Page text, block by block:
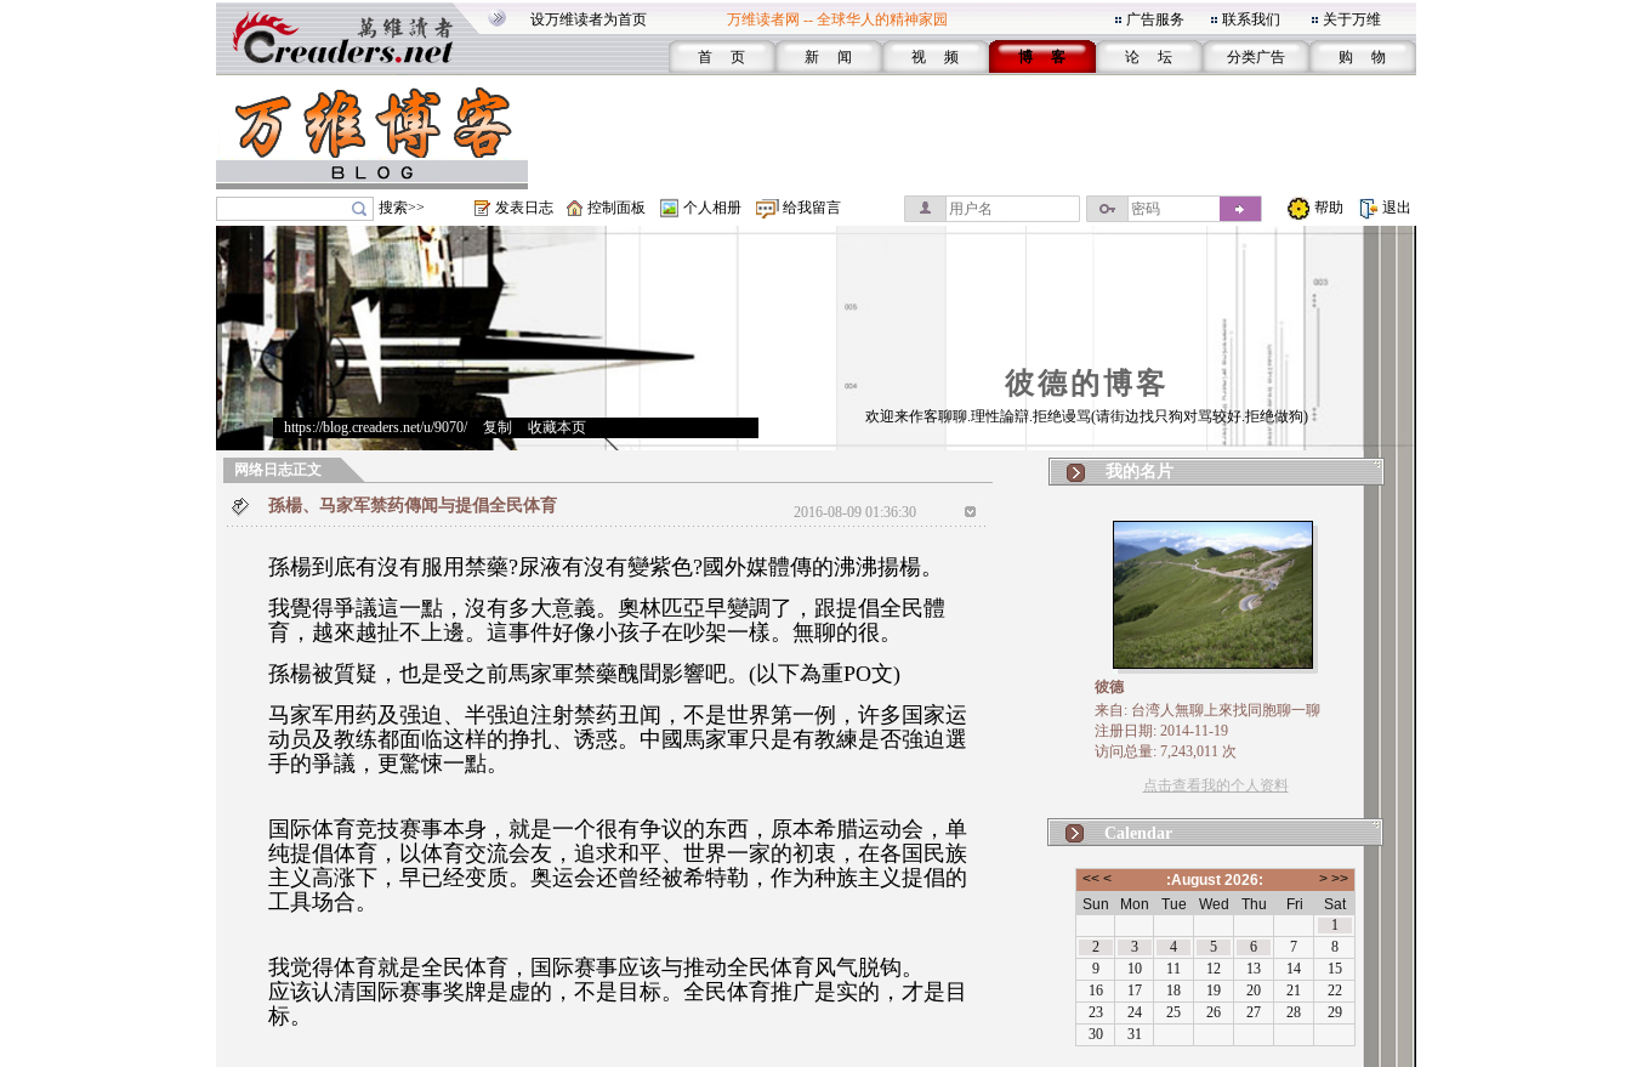
设万维读者为首页 万维读者网 -- 全球华人的精神家园 广告服务 联系我们 关于万维
首 页 新 闻 视 频 博 客 论 坛 分类广告 购 物
搜索>> 发表日志 控制面板 个人相册 给我留言 帮助 退出
彼德的博客
https://blog.creaders.net/u/9070/> 复制 收藏本页
欢迎来作客聊聊.理性論辯.拒绝谩骂(请街边找只狗对骂较好.拒绝做狗)
网络日志正文
孫楊、马家军禁药傳闻与提倡全民体育 2016-08-09 01:36:30
孫楊到底有沒有服用禁藥?尿液有沒有變紫色?國外媒體傳的沸沸揚楊。
我覺得爭議這一點，沒有多大意義。奧林匹亞早變調了，跟提倡全民體
育，越來越扯不上邊。這事件好像小孩子在吵架一樣。無聊的很。
孫楊被質疑，也是受之前馬家軍禁藥醜聞影響吧。(以下為重PO文)
马家军用药及强迫、半强迫注射禁药丑闻，不是世界第一例，许多国家运
动员及教练都面临这样的挣扎、诱惑。中國馬家軍只是有教練是否強迫選
手的爭議，更驚悚一點。
国际体育竞技赛事本身，就是一个很有争议的东西，原本希腊运动会，单
纯提倡体育，以体育交流会友，追求和平、世界一家的初衷，在各国民族
主义高涨下，早已经变质。奥运会还曾经被希特勒，作为种族主义提倡的
工具场合。
我觉得体育就是全民体育，国际赛事应该与推动全民体育风气脱钩。
应该认清国际赛事奖牌是虚的，不是目标。全民体育推广是实的，才是目
标。
我的名片
彼德
来自: 台湾人無聊上來找同胞聊一聊
注册日期: 2014-11-19
访问总量: 7,243,011 次
点击查看我的个人资料
Calendar